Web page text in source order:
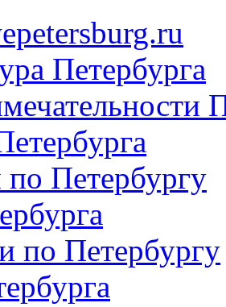
Петербурга
Петербургу
по Петербургу